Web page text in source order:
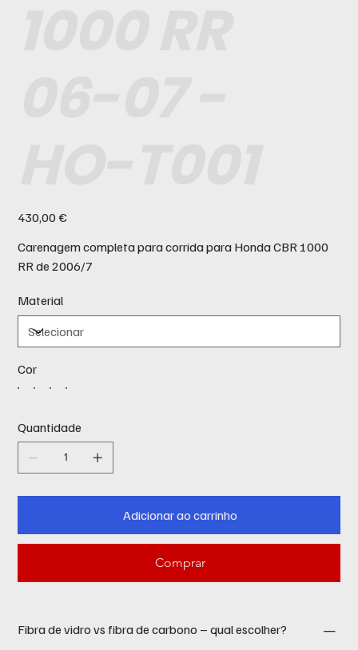
430,00 €
Carenagem completa para corrida para Honda CBR 1000
RR de 2006/7
Material
Cor
Quantidade
Adicionar ao carrinho
Comprar
Fibra de vidro vs fibra de carbono – qual escolher?